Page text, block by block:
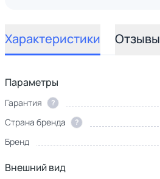
Характеристики Отзывы
Параметры
Гарантия ?
Страна бренда
?
Бренд
Внешний вид